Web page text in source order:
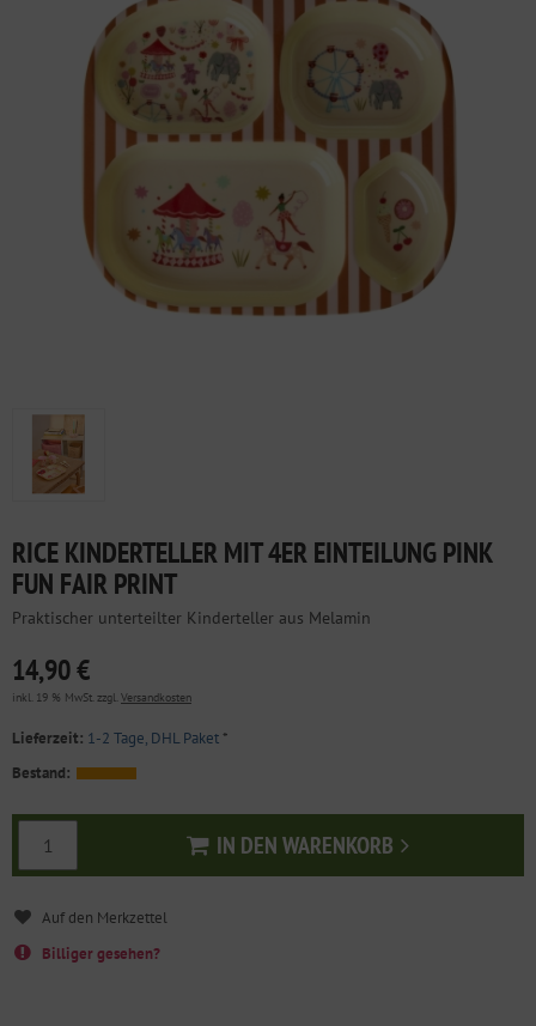
RICE KINDERTELLER MIT 4ER EINTEILUNG PINK
FUN FAIR PRINT
Praktischer unterteilter Kinderteller aus Melamin
14,90 €
inkl. 19 % MwSt. zzgl. Versandkosten
Lieferzeit: 1-2 Tage, DHL Paket*
Bestand:
IN DEN WARENKORB
In den Warenkorb
Billiger gesehen?